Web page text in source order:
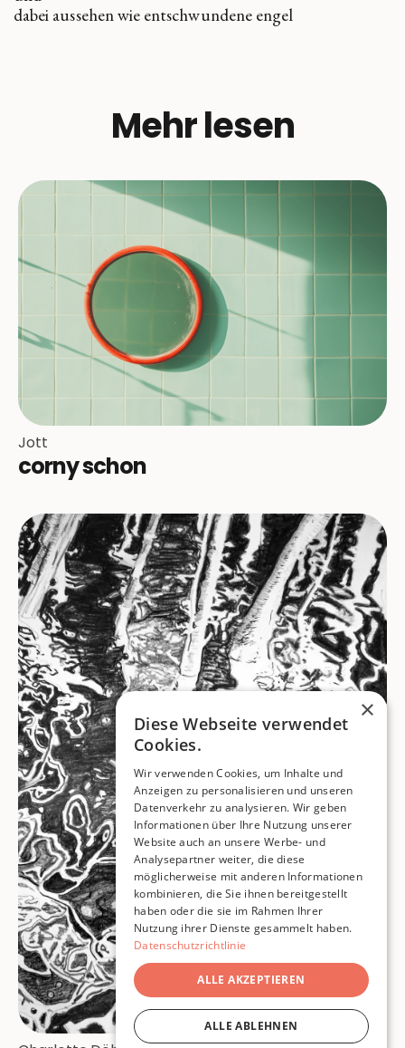
dabei aussehen wie entschwundene engel
Mehr lesen
Jott
corny schon
×
Diese Webseite verwendet
Cookies.
Wir verwenden Cookies, um Inhalte und
Anzeigen zu personalisieren und unseren
Datenverkehr zu analysieren. Wir geben
Informationen über Ihre Nutzung unserer
Website auch an unsere Werbe- und
Analysepartner weiter, die diese
möglicherweise mit anderen Informationen
kombinieren, die Sie ihnen bereitgestellt
haben oder die sie im Rahmen Ihrer
Nutzung ihrer Dienste gesammelt haben.
Datenschutzrichtlinie
ALLE AKZEPTIEREN
ALLE ABLEHNEN